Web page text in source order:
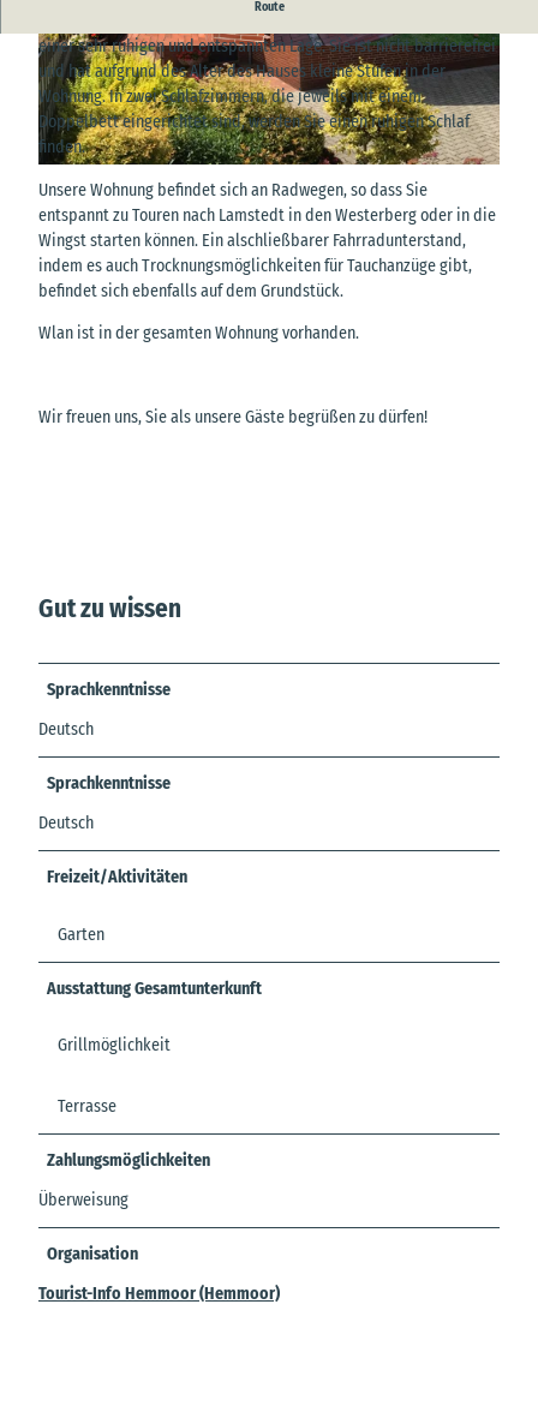
© SG Hemmoor © SG Hemmoor
Route
einer sehr ruhigen und entspannten Lage. Sie ist nicht barrierefrei
und hat aufgrund des Alter des Hauses kleine Stufen in der
Wohnung. In zwei Schlafzimmern, die jeweils mit einem
Doppelbett eingerichtet sind, werden Sie einen ruhigen Schlaf
finden.
Unsere Wohnung befindet sich an Radwegen, so dass Sie
entspannt zu Touren nach Lamstedt in den Westerberg oder in die
Wingst starten können. Ein alschließbarer Fahrradunterstand,
indem es auch Trocknungsmöglichkeiten für Tauchanzüge gibt,
befindet sich ebenfalls auf dem Grundstück.
Wlan ist in der gesamten Wohnung vorhanden.
Wir freuen uns, Sie als unsere Gäste begrüßen zu dürfen!
Gut zu wissen
Sprachkenntnisse
Deutsch
Sprachkenntnisse
Deutsch
Freizeit/Aktivitäten
Garten
Ausstattung Gesamtunterkunft
Grillmöglichkeit
Terrasse
Zahlungsmöglichkeiten
Überweisung
Organisation
Tourist-Info Hemmoor (Hemmoor)